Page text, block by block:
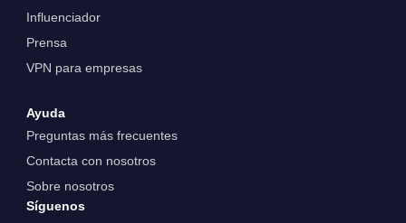
Influenciador
Prensa
VPN para empresas
Ayuda
Preguntas más frecuentes
Contacta con nosotros
Sobre nosotros
Síguenos